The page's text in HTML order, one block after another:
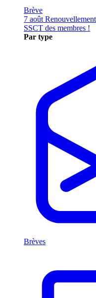
Brève
7 août
SSCT des membres !
Par type
Brèves